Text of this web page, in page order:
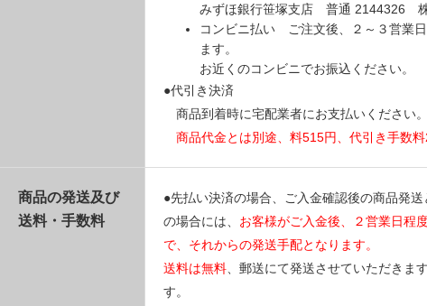
みずほ銀行笹塚支店 普通 2144326
コンビニ払い ご注文後、２～３営業
ます。
お近くのコンビニでお振込ください。
●代引き決済
商品到着時に宅配業者にお支払いください
商品代金とは別途、料515円、代引き手数
商品の発送及び
送料・手数料
●先払い決済の場合、ご入金確認後の商品発
の場合には、 お客様がご入金後、２営業日程
で、それからの発送手配となります。
送料は無料 、郵送にて発送させていただきま
す。